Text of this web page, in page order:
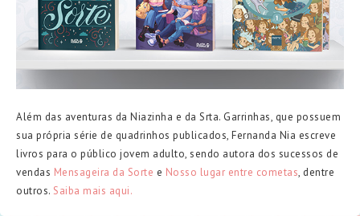
Além das aventuras da Niazinha e da Srta. Garrinhas, que possuem
sua própria série de quadrinhos publicados, Fernanda Nia escreve
livros para o público jovem adulto, sendo autora dos sucessos de
vendas Mensageira da Sorte e Nosso lugar entre cometas, dentre
outros. Saiba mais aqui.